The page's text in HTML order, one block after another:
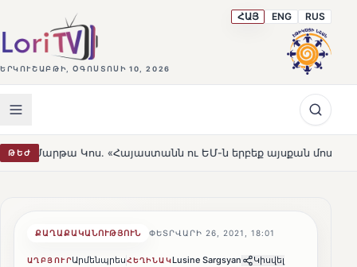
ԵՐԿՈՒՇԱԲԹԻ, ՕԳՈՍՏՈՍԻ 10, 2026
ՀԱՅ ENG RUS
ԹԵԺ«Հայաստանն ու ԵՄ-ն երբեք այսքան մոտ չեն եղել»
ՔԱՂԱՔԱԿԱՆՈՒԹՅՈՒՆ ՓԵՏՐՎԱՐԻ 26, 2021, 18:01
ԱՂԲՅՈՒՐԱրմենպրեսՀԵՂԻՆԱԿLusine Sargsyan Կիսվել